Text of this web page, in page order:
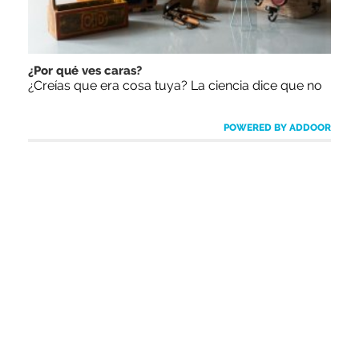
¿Por qué ves caras?
¿Creías que era cosa tuya? La ciencia dice que no
POWERED BY ADDOOR